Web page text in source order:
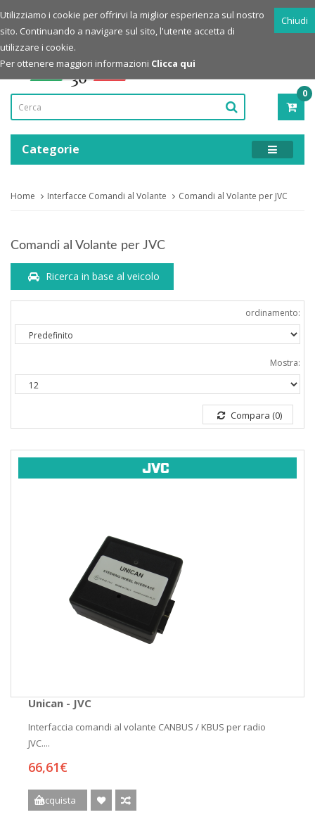
Login
Registrazione
Powered by
0
-
Categorie
Home Interfacce Comandi al Volante Comandi al Volante per JVC
Comandi al Volante per JVC
Ricerca in base al veicolo
ordinamento:
Mostra:
Compara (0)
Unican - JVC
Interfaccia comandi al volante CANBUS / KBUS per radio
JVC....
66,61€
Acquista
Chiudi
Utilizziamo i cookie per offrirvi la miglior esperienza sul nostro
sito. Continuando a navigare sul sito, l'utente accetta di
utilizzare i cookie.
Per ottenere maggiori informazioni Clicca qui